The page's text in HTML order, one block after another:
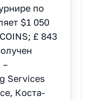
по
$1 050
£ 843
–
Services
Коста-